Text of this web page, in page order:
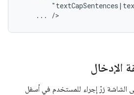
...
/>
الإدخال
الشاشة زرّ إجراء للمستخدم في أسفل